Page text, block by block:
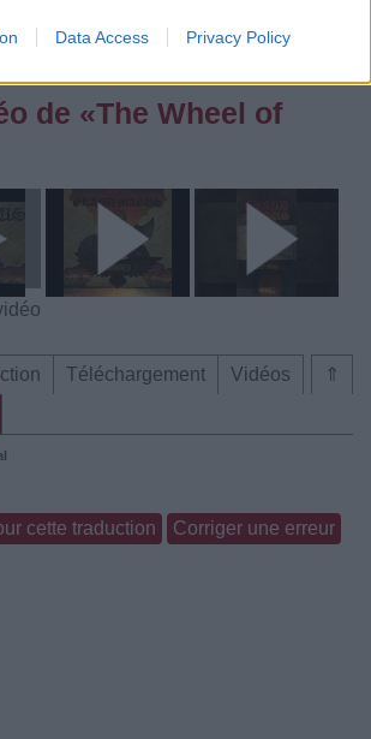
Data Access Privacy Policy
de «The Wheel of
⇑
Téléchargement
Vidéos
cette traduction Corriger une erreur